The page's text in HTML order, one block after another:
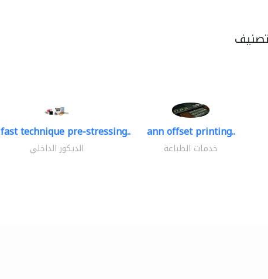
fast technique pre-stressing..
الديكور الداخلي
ann offset printing..
خدمات الطباعة